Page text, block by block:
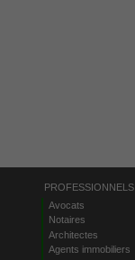
PROFESSIONNELS
Avocats
Notaires
Architectes
Agents immobiliers